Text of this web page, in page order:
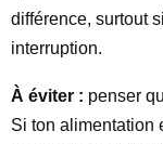
différence, surtout
interruption.
À éviter : penser
Si ton alimentation